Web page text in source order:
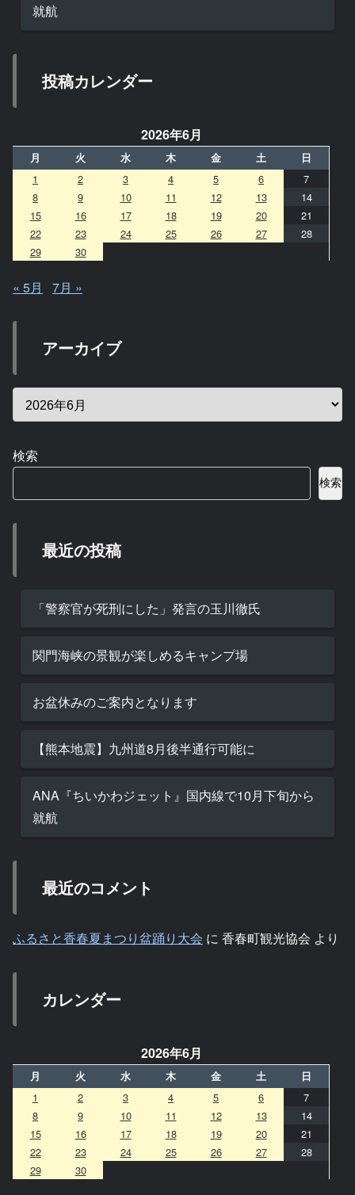
就航
投稿カレンダー
2026年6月
月 火 水 木 金 土 日
1 2 3 4 5 6
7
8
9 10 11 12 13
14
15
16 17 18 19 20
21
22
23 24 25 26 27
28
29
30
« 5月 7月 »
アーカイブ
検索
検索
最近の投稿
「警察官が死刑にした」発言の玉川徹氏
関門海峡の景観が楽しめるキャンプ場
お盆休みのご案内となります
【熊本地震】九州道8月後半通行可能に
ANA『ちいかわジェット』国内線で10月下旬から
就航
最近のコメント
ふるさと香春夏まつり盆踊り大会 に 香春町観光協会 より
カレンダー
2026年6月
月 火 水 木 金 土 日
1 2 3 4 5 6
7
8
9 10 11 12 13
14
15
16 17 18 19 20
21
22
23 24 25 26 27
28
29
30